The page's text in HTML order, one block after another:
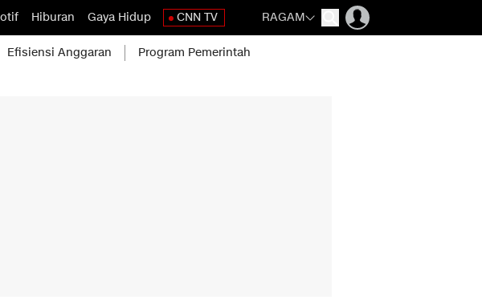
Hiburan Gaya Hidup CNN TV RAGAM
Efisiensi Anggaran Program Pemerintah